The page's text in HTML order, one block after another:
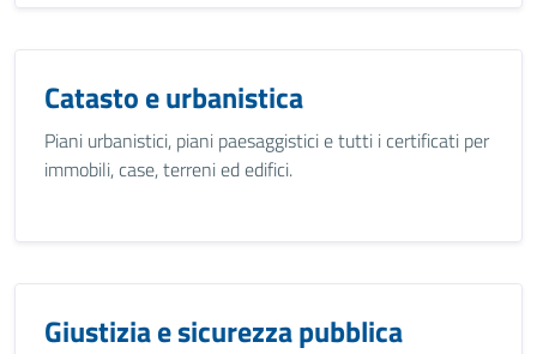
Catasto e urbanistica
Piani urbanistici, piani paesaggistici e tutti i certificati per
immobili, case, terreni ed edifici.
Giustizia e sicurezza pubblica